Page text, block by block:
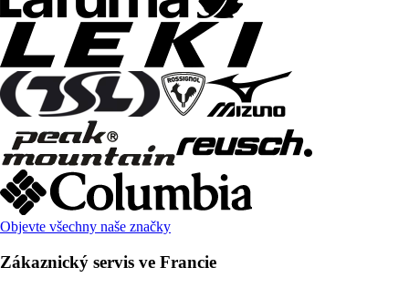
Objevte všechny naše značky
Zákaznický servis ve Francie